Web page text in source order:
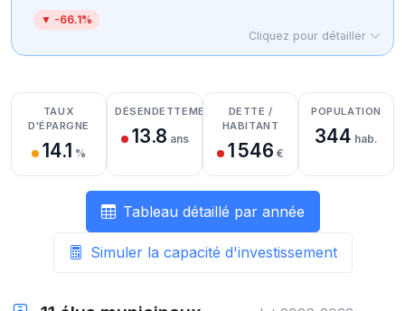
▼ -66.1%
Cliquez pour détailler
Détail des recettes
Détail des dépenses
Détail de la trésorerie
TAUX
D'ÉPARGNE
14.1 %
DÉSENDETTEMENT
13.8 ans
DETTE /
HABITANT
1 546 €
POPULATION
344 hab.
Tableau détaillé par année
Simuler la capacité d'investissement